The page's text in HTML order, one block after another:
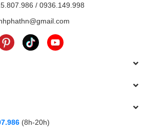
/ 0936.149.998
(8h-20h)